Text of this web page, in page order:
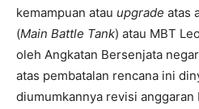
kemampuan atau upgrade atas
(Main Battle Tank) atau MBT
oleh Angkatan Bersenjata
atas pembatalan rencana ini
diumumkannya revisi anggaran